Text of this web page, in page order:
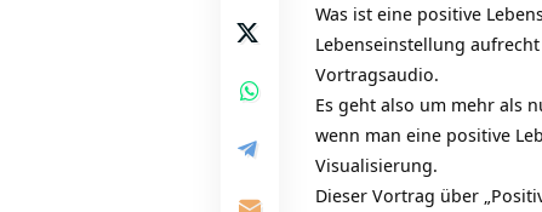
Was ist eine positive
Lebenseinstellung
Vortragsaudio.
Es geht also um mehr als
wenn man eine positive
Visualisierung.
Dieser Vortrag über